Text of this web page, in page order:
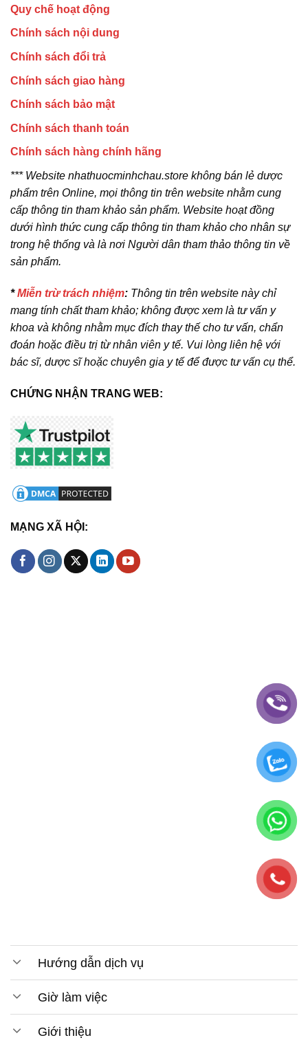
Quy chế hoạt động
Chính sách nội dung
Chính sách đổi trả
Chính sách giao hàng
Chính sách bảo mật
Chính sách thanh toán
Chính sách hàng chính hãng
*** Website nhathuocminhchau.store không bán lẻ dược
phẩm trên Online, mọi thông tin trên website nhằm cung
cấp thông tin tham khảo sản phẩm. Website hoạt đồng
dưới hình thức cung cấp thông tin tham khảo cho nhân sự
trong hệ thống và là nơi Người dân tham thảo thông tin về
sản phẩm.
*Miễn trừ trách nhiệm: Thông tin trên website này chỉ
mang tính chất tham khảo; không được xem là tư vấn y
khoa và không nhằm mục đích thay thế cho tư vấn, chẩn
đoán hoặc điều trị từ nhân viên y tế. Vui lòng liên hệ với
bác sĩ, dược sĩ hoặc chuyên gia y tế để được tư vấn cụ thể.
CHỨNG NHẬN TRANG WEB:
MẠNG XÃ HỘI:
Hướng dẫn dịch vụ
Giờ làm việc
Giới thiệu